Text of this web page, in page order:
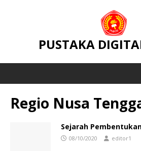
PUSTAKA
Regio Nusa
Sejarah
08/10/2020 editor1